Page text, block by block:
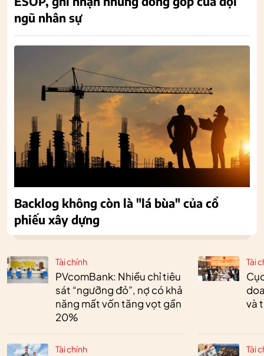
Tài chính
PVcomBank: Nhiều chỉ tiêu
sát “ngưỡng đỏ”, nợ có khả
năng mất vốn tăng vọt gần
20%
Tài chính
Tài
và
Tài
ngũ nhân sự
Backlog không còn là "lá bùa" của cổ
phiếu xây dựng